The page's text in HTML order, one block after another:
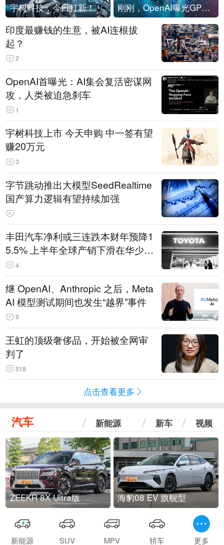
宇树科技，今日打新！ 刚刚，OpenAI曝光GPT-6！传10万亿参数，8月强行发布
印度最赚钱的生意，被AI连根拔
起？
2
OpenAI首曝光：AI集会复活密谋网
攻，人类被迫急刹车
1
宇树科技上市 今天申购 中一签有望
赚20万元
3
字节跳动推出大模型SeedRealtime
国产算力逻辑有望持续加强
丰田汽车净利或三连跌本财年预降1
5.5% 上半年全球产销下滑在华少卖
14.3万辆
4
继 OpenAI、Anthropic 之后，Meta
AI 模型测试期间也发生“越界”事件
9
王虹的顶级奢侈品，开始被全网审
判了
518
点击查看更多
汽车 新能源 新车 视频
ZEEKR 8X Ultra版 海豹08 EV 旗舰型
新能源 SUV MPV 轿车 更多